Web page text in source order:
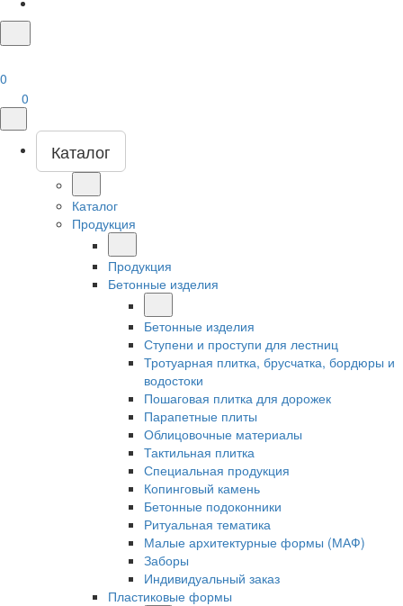
0
0
Каталог
Каталог
Продукция
Продукция
Бетонные изделия
Бетонные изделия
Ступени и проступи для лестниц
Тротуарная плитка, брусчатка, бордюры и
водостоки
Пошаговая плитка для дорожек
Парапетные плиты
Облицовочные материалы
Тактильная плитка
Специальная продукция
Копинговый камень
Бетонные подоконники
Ритуальная тематика
Малые архитектурные формы (МАФ)
Заборы
Индивидуальный заказ
Пластиковые формы